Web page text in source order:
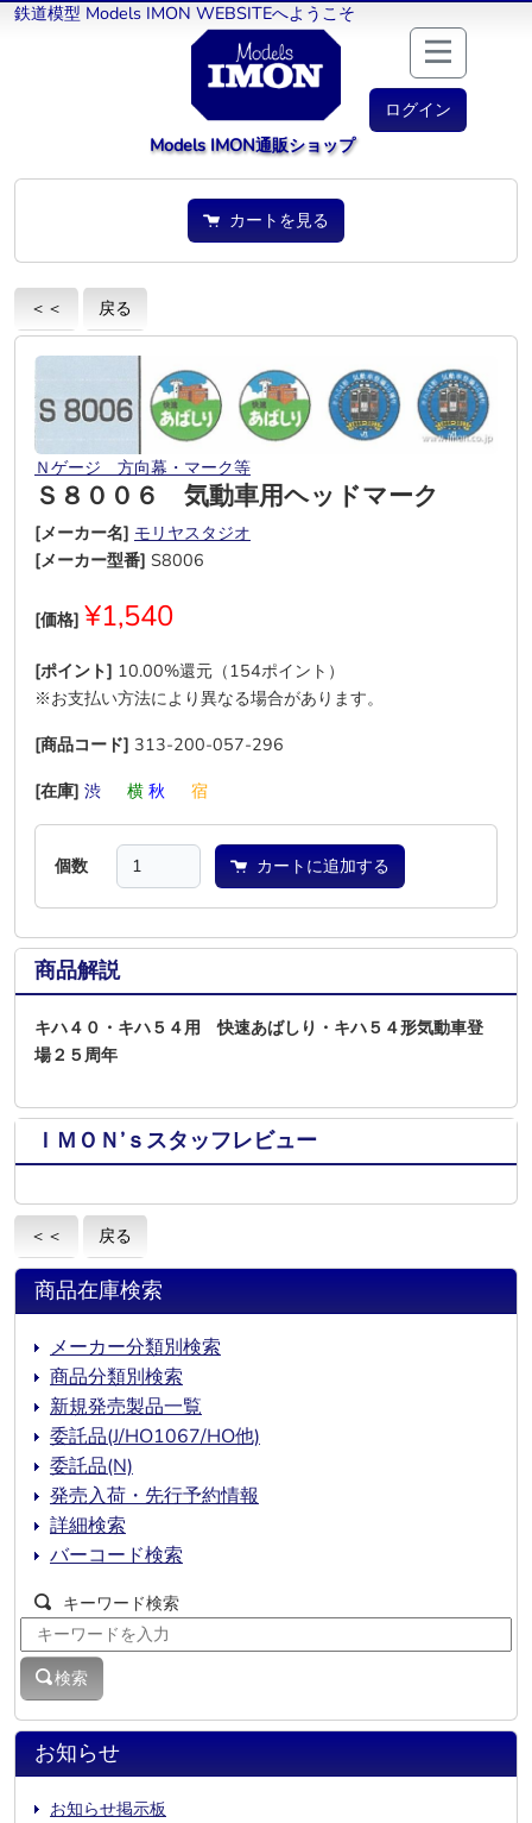
鉄道模型 Models IMON WEBSITEへようこそ
ログイン
Models IMON通販ショップ
カートを見る
＜＜ 戻る
Ｎゲージ 方向幕・マーク等
Ｓ８００６ 気動車用ヘッドマーク
[メーカー名] モリヤスタジオ
[メーカー型番] S8006
[価格] ¥1,540
[ポイント] 10.00%還元（154ポイント）
※お支払い方法により異なる場合があります。
[商品コード] 313-200-057-296
[在庫] 渋 横 秋 宿
個数 カートに追加する
商品解説
キハ４０・キハ５４用 快速あばしり・キハ５４形気動車登
場２５周年
ＩＭＯＮ’ｓスタッフレビュー
＜＜ 戻る
お知らせ
お知らせ掲示板
商品在庫検索
メーカー分類別検索
商品分類別検索
新規発売製品一覧
委託品(J/HO1067/HO他)
委託品(N)
発売入荷・先行予約情報
詳細検索
バーコード検索
キーワード検索
検索